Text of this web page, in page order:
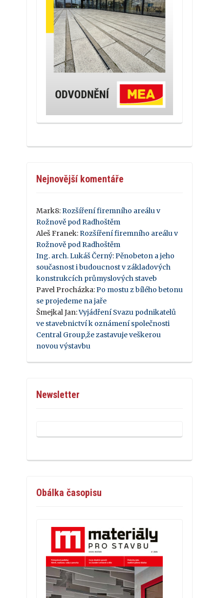
Nejnovější komentáře
Mark8: Rozšíření firemního areálu v
Rožnově pod Radhoštěm
Aleš Franek: Rozšíření firemního areálu v
Rožnově pod Radhoštěm
Ing. arch. Lukáš Černý: Pěnobeton a jeho
současnost i budoucnost v základových
konstrukcích průmyslových staveb
Pavel Procházka: Po mostu z bílého betonu
se projedeme na jaře
Šmejkal Jan:Vyjádření Svazu podnikatelů
ve stavebnictví k oznámení společnosti
Central Group,že zastavuje veškerou
novou výstavbu
Newsletter
Obálka časopisu